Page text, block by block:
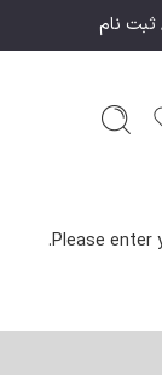
ثبت نام
Please enter